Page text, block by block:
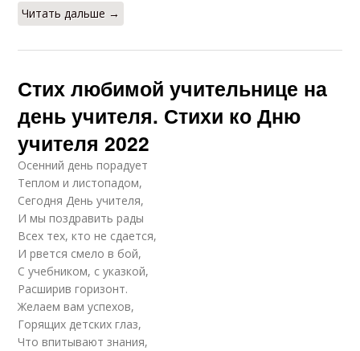
Читать дальше →
Стих любимой учительнице на
день учителя. Стихи ко Дню
учителя 2022
Осенний день порадует
Теплом и листопадом,
Сегодня День учителя,
И мы поздравить рады
Всех тех, кто не сдается,
И рвется смело в бой,
С учебником, с указкой,
Расширив горизонт.
Желаем вам успехов,
Горящих детских глаз,
Что впитывают знания,